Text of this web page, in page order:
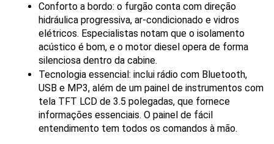
Conforto a bordo: o furgão conta com direção
hidráulica progressiva, ar-condicionado e vidros
elétricos. Especialistas notam que o isolamento
acústico é bom, e o motor diesel opera de forma
silenciosa dentro da cabine.
Tecnologia essencial: inclui rádio com Bluetooth,
USB e MP3, além de um painel de instrumentos com
tela TFT LCD de 3.5 polegadas, que fornece
informações essenciais. O painel de fácil
entendimento tem todos os comandos à mão.